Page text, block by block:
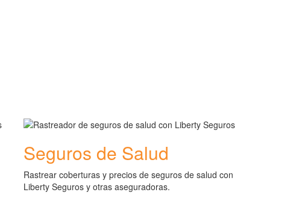
Seguros de Salud
Rastrear coberturas y precios de seguros de salud con
Liberty Seguros y otras aseguradoras.